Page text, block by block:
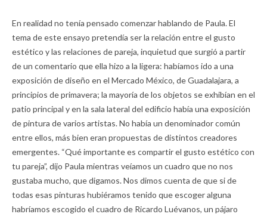
En realidad no tenía pensado comenzar hablando de Paula. El
tema de este ensayo pretendía ser la relación entre el gusto
estético y las relaciones de pareja, inquietud que surgió a partir
de un comentario que ella hizo a la ligera: habíamos ido a una
exposición de diseño en el Mercado México, de Guadalajara, a
principios de primavera; la mayoría de los objetos se exhibían en el
patio principal y en la sala lateral del edificio había una exposición
de pintura de varios artistas. No había un denominador común
entre ellos, más bien eran propuestas de distintos creadores
emergentes. “Qué importante es compartir el gusto estético con
tu pareja”, dijo Paula mientras veíamos un cuadro que no nos
gustaba mucho, que digamos. Nos dimos cuenta de que si de
todas esas pinturas hubiéramos tenido que escoger alguna
habríamos escogido el cuadro de Ricardo Luévanos, un pájaro